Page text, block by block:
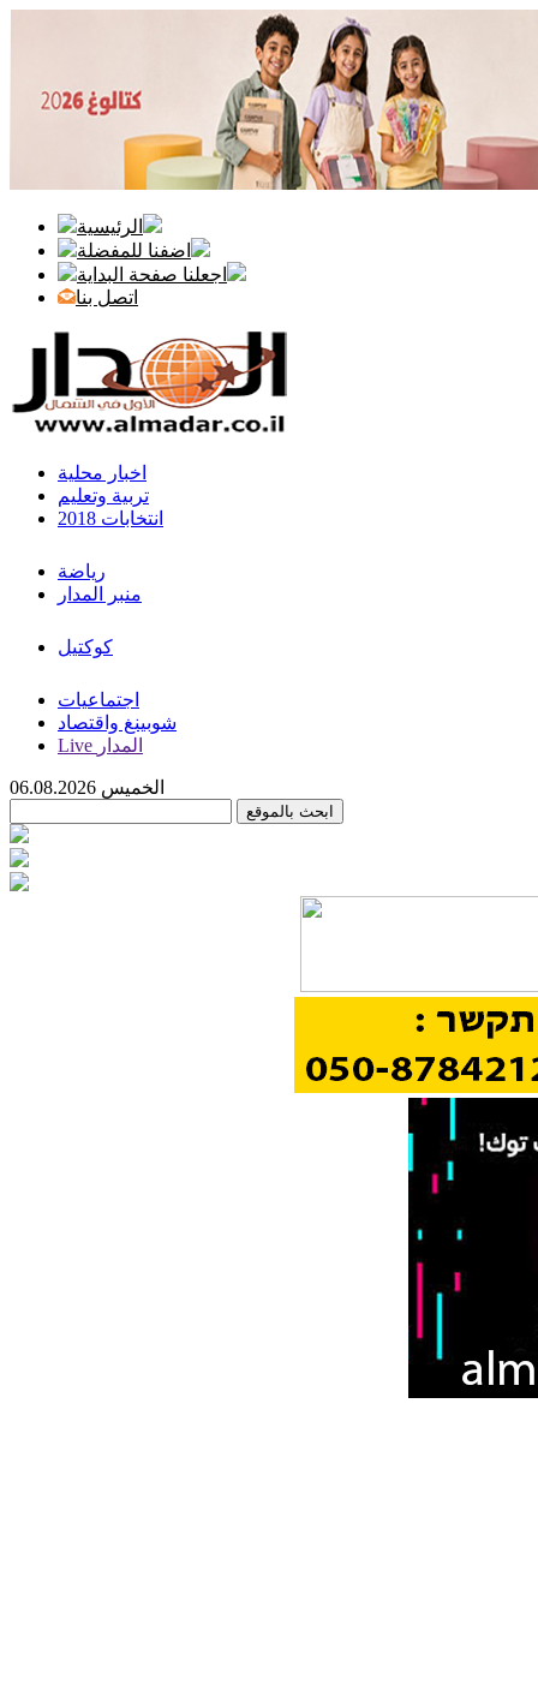
الرئيسية
اضفنا للمفضلة
اجعلنا صفحة البداية
اتصل بنا
اخبار محلية
تربية وتعليم
انتخابات 2018
رياضة
منبر المدار
كوكتيل
اجتماعيات
شوبينغ واقتصاد
Live المدار